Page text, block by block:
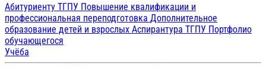
Абитуриенту ТГПУ Повышение квалификации и
профессиональная переподготовка Дополнительное
образование детей и взрослых Аспирантура ТГПУ Портфолио
обучающегося
Учёба